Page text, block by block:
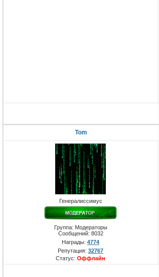
Tom
Генералиссимус
Группа: Модераторы
Сообщений: 8032
Награды: 4774
Репутация: 32767
Статус: Оффлайн